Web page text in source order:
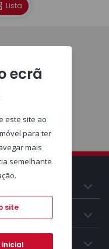
Lista
ecrã
este site ao
para ter
mais
semelhante
site